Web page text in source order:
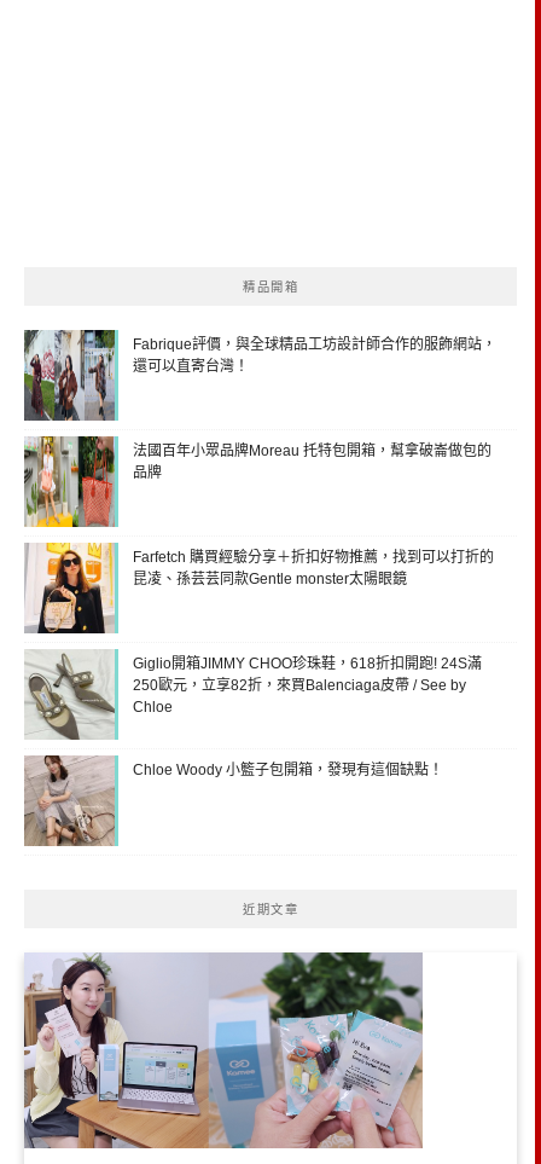
精品開箱
Fabrique評價，與全球精品工坊設計師合作的服飾網站，
還可以直寄台灣！
法國百年小眾品牌Moreau 托特包開箱，幫拿破崙做包的
品牌
Farfetch 購買經驗分享＋折扣好物推薦，找到可以打折的
昆凌、孫芸芸同款Gentle monster太陽眼鏡
Giglio開箱JIMMY CHOO珍珠鞋，618折扣開跑! 24S滿
250歐元，立享82折，來買Balenciaga皮帶 / See by
Chloe
Chloe Woody 小籃子包開箱，發現有這個缺點！
近期文章